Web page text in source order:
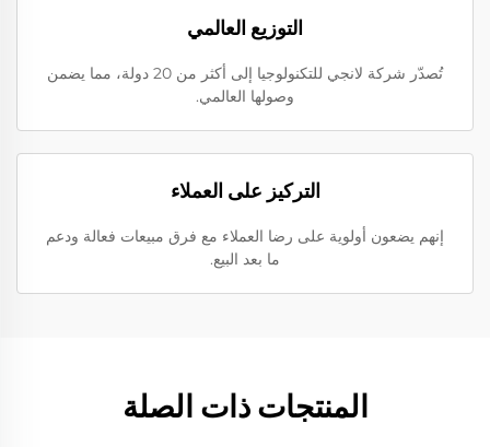
التوزيع العالمي
تُصدّر شركة لانجي للتكنولوجيا إلى أكثر من 20 دولة، مما يضمن
وصولها العالمي.
التركيز على العملاء
إنهم يضعون أولوية على رضا العملاء مع فرق مبيعات فعالة ودعم
ما بعد البيع.
المنتجات ذات الصلة